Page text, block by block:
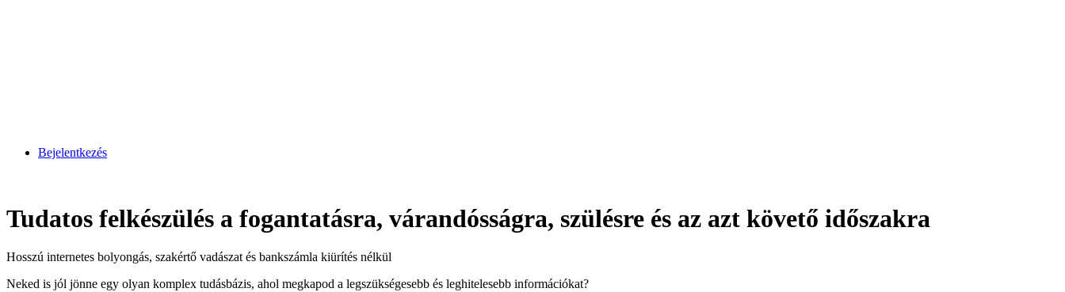
Bejelentkezés
Tudatos felkészülés a fogantatásra, várandósságra, szülésre és az azt követő időszakra
Hosszú internetes bolyongás, szakértő vadászat és bankszámla kiürítés nélkül
Neked is jól jönne egy olyan komplex tudásbázis, ahol megkapod a legszükségesebb és leghitelesebb információkat?